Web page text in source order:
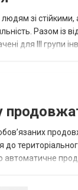
людям зі
Разом із
для III групи
до
автоматичне